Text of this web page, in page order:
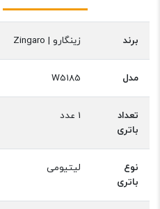
برند زینگارو | Zingaro
مدل W5185
تعداد
باتری
1 عدد
نوع
باتری
لیتیومی